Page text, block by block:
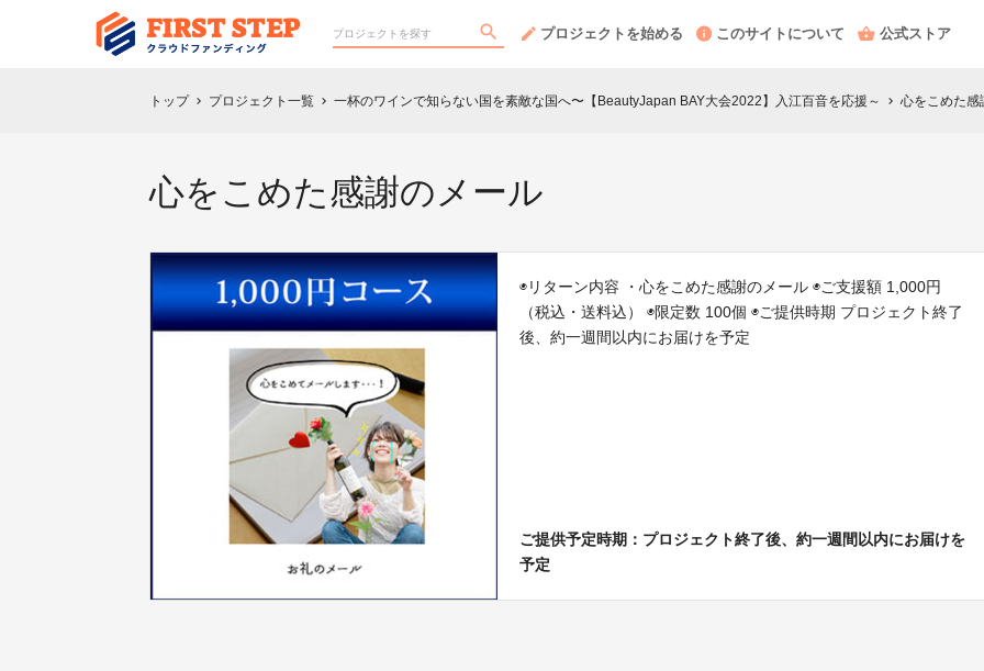
プロジェクトを始める このサイトについて 公式ストア
トップ chevron_right プロジェクト一覧 chevron_right 一杯のワインで知らない国を素敵な国へ〜【BeautyJapan BAY大会2022】入江百音を応援～ chevron_right 心をこめた感
心をこめた感謝のメール
◉リターン内容 ・心をこめた感謝のメール ◉ご支援額 1,000円
（税込・送料込） ◉限定数 100個 ◉ご提供時期 プロジェクト終了
後、約一週間以内にお届けを予定
ご提供予定時期：プロジェクト終了後、約一週間以内にお届けを
予定